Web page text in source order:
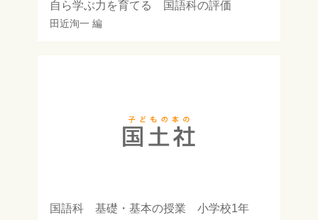
自ら学ぶ力を育てる 国語科の評価
田近洵一編
国語科 基礎・基本の授業 小学校1年